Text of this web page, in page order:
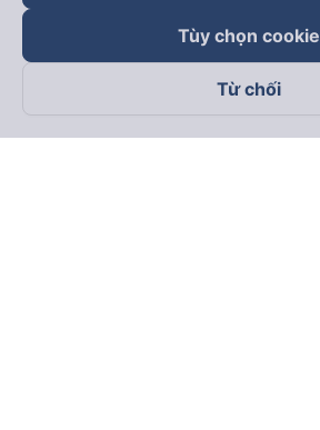
Theo dõi chúng tôi trên
Tùy chọn cookie
Từ chối